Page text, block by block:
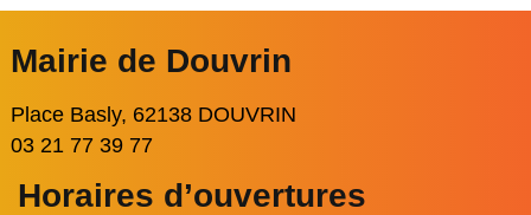
Mairie de Douvrin
Place Basly, 62138 DOUVRIN
03 21 77 39 77
Horaires d’ouvertures